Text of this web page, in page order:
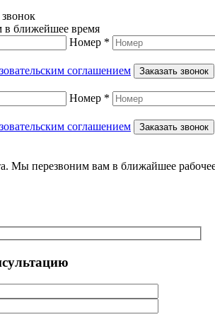
ближейшее время
Номер *
соглашением Заказать звонок
Номер *
соглашением Заказать звонок
Мы перезвоним вам в ближайшее